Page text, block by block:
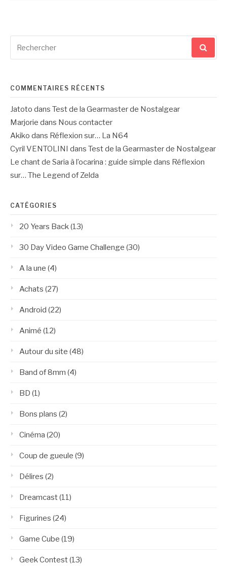
pour
COMMENTAIRES RÉCENTS
Jatoto dans Test de la Gearmaster de Nostalgear
Marjorie dans Nous contacter
Akiko dans Réflexion sur… La N64
Cyril VENTOLINI dans Test de la Gearmaster de Nostalgear
Le chant de Saria à l’ocarina : guide simple dans Réflexion
sur… The Legend of Zelda
CATÉGORIES
20 Years Back(13)
30 Day Video Game Challenge (30)
A la une (4)
Achats (27)
Android (22)
Animé (12)
Autour du site (48)
Band of 8mm (4)
BD (1)
Bons plans (2)
Cinéma (20)
Coup de gueule (9)
Délires (2)
Dreamcast(11)
Figurines (24)
Game Cube (19)
Geek Contest(13)